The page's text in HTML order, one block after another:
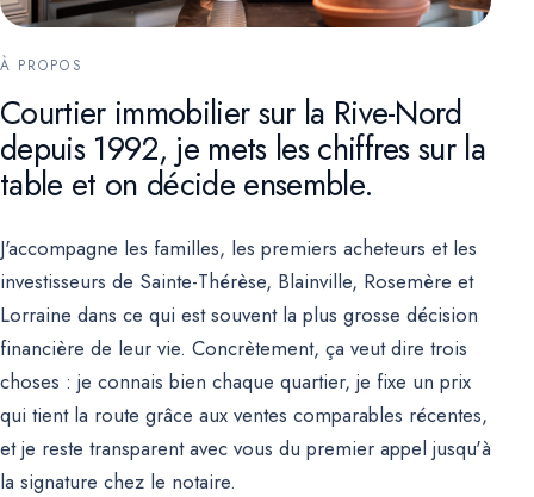
À PROPOS
Courtier immobilier sur la Rive-Nord
depuis 1992, je mets les chiffres sur la
table et on décide ensemble.
J'accompagne les familles, les premiers acheteurs et les
investisseurs de Sainte-Thérèse, Blainville, Rosemère et
Lorraine dans ce qui est souvent la plus grosse décision
financière de leur vie. Concrètement, ça veut dire trois
choses : je connais bien chaque quartier, je fixe un prix
qui tient la route grâce aux ventes comparables récentes,
et je reste transparent avec vous du premier appel jusqu'à
la signature chez le notaire.